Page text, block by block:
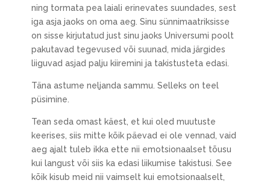
ning tormata pea laiali erinevates suundades, sest
iga asja jaoks on oma aeg. Sinu sünnimaatriksisse
on sisse kirjutatud just sinu jaoks Universumi poolt
pakutavad tegevused või suunad, mida järgides
liiguvad asjad palju kiiremini ja takistusteta edasi.
Täna astume neljanda sammu. Selleks on teel
püsimine.
Tean seda omast käest, et kui oled muutuste
keerises, siis mitte kõik päevad ei ole vennad, vaid
aeg ajalt tuleb ikka ette nii emotsionaalset tõusu
kui langust või siis ka edasi liikumise takistusi. See
kõik kisub meid nii vaimselt kui emotsionaalselt,